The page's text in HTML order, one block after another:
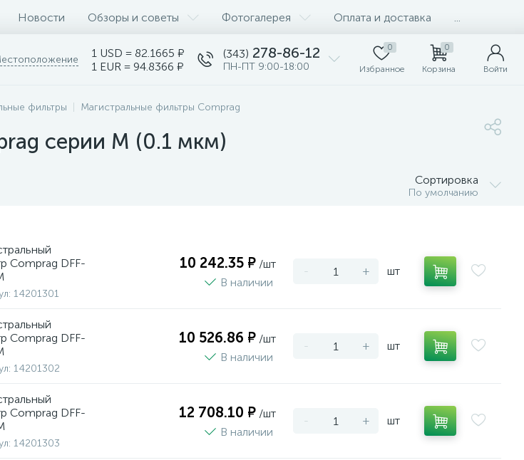
Новости Обзоры и советы Фотогалерея Оплата и доставка
1 USD = 82.1665 ₽
1 EUR = 94.8366 ₽
(343) 278-86-12
ПН-ПТ 9:00-18:00
0
Избранное
0
Корзина Войти
фильтры
Магистральные фильтры Comprag
серии M (0.1 мкм)
Сортировка
По умолчанию
Comprag DFF-
14201301
10 242.35 ₽ /шт
В наличии
- + шт
Comprag DFF-
14201302
10 526.86 ₽ /шт
В наличии
- + шт
Comprag DFF-
14201303
12 708.10 ₽ /шт
В наличии
- + шт